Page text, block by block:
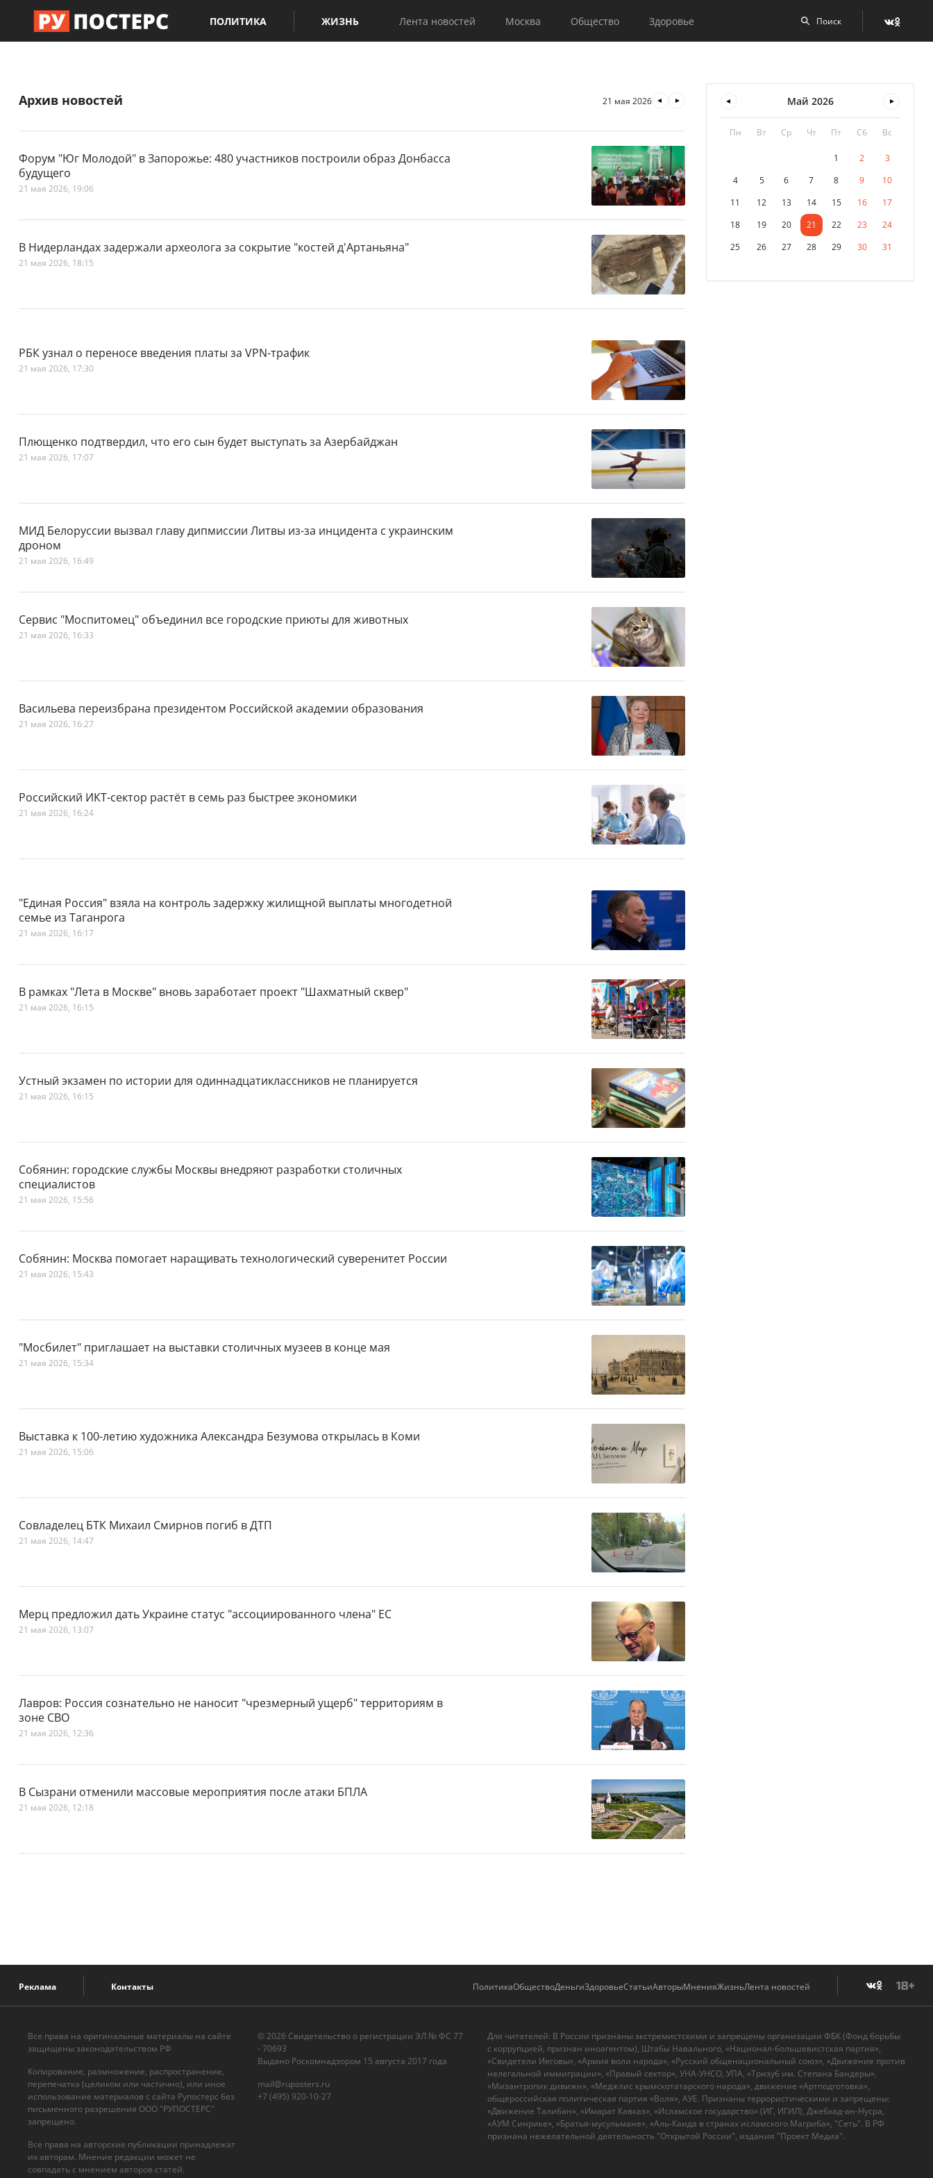
ПОЛИТИКА ЖИЗНЬ Лента новостей Москва Общество Здоровье
Архив новостей 21 мая 2026
Форум "Юг Молодой" в Запорожье: 480 участников построили образ Донбасса
будущего
21 мая 2026, 19:06
В Нидерландах задержали археолога за сокрытие "костей д'Артаньяна"
21 мая 2026, 18:15
РБК узнал о переносе введения платы за VPN-трафик
21 мая 2026, 17:30
Плющенко подтвердил, что его сын будет выступать за Азербайджан
21 мая 2026, 17:07
МИД Белоруссии вызвал главу дипмиссии Литвы из-за инцидента с украинским
дроном
21 мая 2026, 16:49
Сервис "Моспитомец" объединил все городские приюты для животных
21 мая 2026, 16:33
Васильева переизбрана президентом Российской академии образования
21 мая 2026, 16:27
Российский ИКТ-сектор растёт в семь раз быстрее экономики
21 мая 2026, 16:24
"Единая Россия" взяла на контроль задержку жилищной выплаты многодетной
семье из Таганрога
21 мая 2026, 16:17
В рамках "Лета в Москве" вновь заработает проект "Шахматный сквер"
21 мая 2026, 16:15
Устный экзамен по истории для одиннадцатиклассников не планируется
21 мая 2026, 16:15
Собянин: городские службы Москвы внедряют разработки столичных
специалистов
21 мая 2026, 15:56
Собянин: Москва помогает наращивать технологический суверенитет России
21 мая 2026, 15:43
"Мосбилет" приглашает на выставки столичных музеев в конце мая
21 мая 2026, 15:34
Выставка к 100-летию художника Александра Безумова открылась в Коми
21 мая 2026, 15:06
Совладелец БТК Михаил Смирнов погиб в ДТП
21 мая 2026, 14:47
Мерц предложил дать Украине статус "ассоциированного члена" ЕС
21 мая 2026, 13:07
Лавров: Россия сознательно не наносит "чрезмерный ущерб" территориям в
зоне СВО
21 мая 2026, 12:36
В Сызрани отменили массовые мероприятия после атаки БПЛА
21 мая 2026, 12:18
Май 2026
Пн Вт Ср Чт Пт Сб Вс
1 2
3
4
5 6 7 8 9
10
11
12 13 14 15 16
17
18
19 20 21 22 23
24
25
26 27 28 29 30 31
Реклама Контакты ПолитикаОбществоДеньгиЗдоровьеСтатьиАвторыМненияЖизньЛента новостей
Все права на оригинальные материалы на сайте
защищены законодательством РФ
Копирование, размножение, распространение,
перепечатка (целиком или частично), или иное
использование материалов с сайта Рупостерс без
письменного разрешения ООО "РУПОСТЕРС"
запрещено.
Все права на авторские публикации принадлежат
их авторам. Мнение редакции может не
совпадать с мнением авторов статей.
© 2026 Cвидетельство о регистрации ЭЛ № ФС 77
- 70693
Выдано Роскомнадзором 15 августа 2017 года
mail@ruposters.ru
+7 (495) 920-10-27
Для читателей: В России признаны экстремистскими и запрещены организации ФБК (Фонд борьбы
с коррупцией, признан иноагентом), Штабы Навального, «Национал-большевистская партия»,
«Свидетели Иеговы», «Армия воли народа», «Русский общенациональный союз», «Движение против
нелегальной иммиграции», «Правый сектор», УНА-УНСО, УПА, «Тризуб им. Степана Бандеры»,
«Мизантропик дивижн», «Меджлис крымскотатарского народа», движение «Артподготовка»,
общероссийская политическая партия «Воля», АУЕ. Признаны террористическими и запрещены:
«Движение Талибан», «Имарат Кавказ», «Исламское государство» (ИГ, ИГИЛ), Джебхад-ан-Нусра,
«АУМ Синрике», «Братья-мусульмане», «Аль-Каида в странах исламского Магриба», "Сеть". В РФ
признана нежелательной деятельность "Открытой России", издания "Проект Медиа".